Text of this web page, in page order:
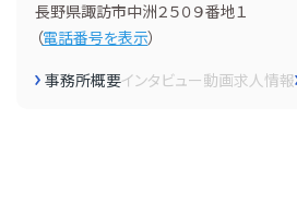
長野県諏訪市中洲２５０９番地１
（電話番号を表示）
事務所概要インタビュー動画求人情報